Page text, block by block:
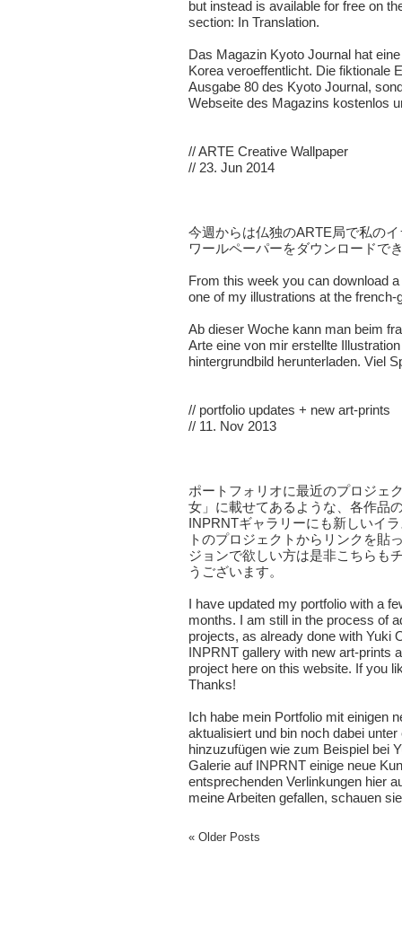
but instead is available for free on
section:
In Translation.
Das Magazin Kyoto Journal hat
Korea veroeffentlicht. Die fiktionale
Ausgabe 80 des Kyoto Journal,
Webseite des Magazins kostenlos
//ARTE Creative Wallpaper
// 23. Jun 2014
今週からは仏独のARTE局で私の
ワールペーパーをダウンロードで
From this week you can download
one of my illustrations at the french-
Ab dieser Woche kann man beim
Arte eine von mir erstellte
hintergrundbild herunterladen. Viel
// portfolio updates + new art-prints
// 11. Nov 2013
ポートフォリオに最近のプロジェ
女 」に載せてあるような、各作品
INPRNTギャラリーにも新しいイ
トのプロジェクトからリンクを貼
ジョンで欲しい方は是非こちら も
うございます。
I have updated my portfolio with a
months. I am still in the process of
projects, as already done with Yuki
INPRNT gallery with new art-prints
project here on this website. If you
Thanks!
Ich habe mein Portfolio mit einigen
aktualisiert und bin noch dabei
hinzuzufügen wie zum Beispiel bei
Galerie auf INPRNT einige neue
entsprechenden Verlinkungen hier
meine Arbeiten gefallen, schauen
« Older Posts